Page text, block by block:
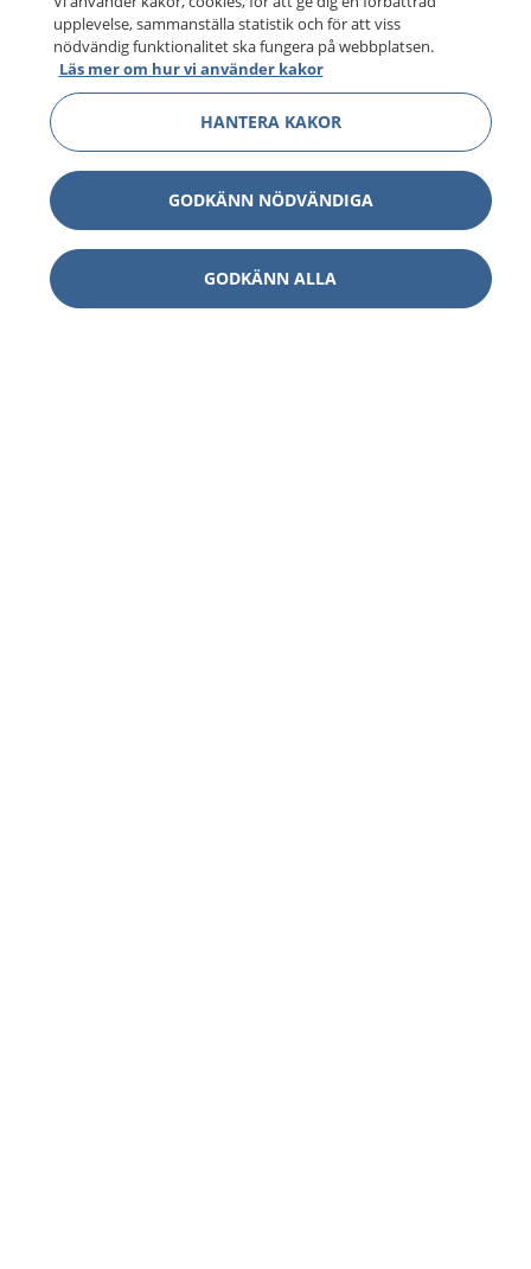
upplevelse, sammanställa statistik och för att viss
nödvändig funktionalitet ska fungera på webbplatsen.
Läs mer om hur vi använder kakor
HANTERA KAKOR
GODKÄNN NÖDVÄNDIGA
GODKÄNN ALLA